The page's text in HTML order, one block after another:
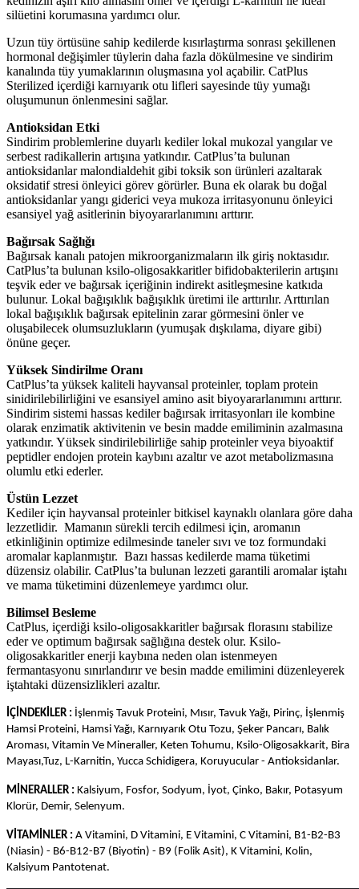
silüetini korumasına yardımcı olur.
Uzun tüy örtüsüne sahip kedilerde kısırlaştırma sonrası şekillenen
hormonal değişimler tüylerin daha fazla dökülmesine ve sindirim
kanalında tüy yumaklarının oluşmasına yol açabilir. CatPlus
Sterilized içerdiği karnıyarık otu lifleri sayesinde tüy yumağı
oluşumunun önlenmesini sağlar.
Antioksidan Etki
Sindirim problemlerine duyarlı kediler lokal mukozal yangılar ve
serbest radikallerin artışına yatkındır. CatPlus’ta bulunan
antioksidanlar malondialdehit gibi toksik son ürünleri azaltarak
oksidatif stresi önleyici görev görürler. Buna ek olarak bu doğal
antioksidanlar yangı giderici veya mukoza irritasyonunu önleyici
esansiyel yağ asitlerinin biyoyararlanımını arttırır.
Bağırsak Sağlığı
Bağırsak kanalı patojen mikroorganizmaların ilk giriş noktasıdır.
CatPlus’ta bulunan ksilo-oligosakkaritler bifidobakterilerin artışını
teşvik eder ve bağırsak içeriğinin indirekt asitleşmesine katkıda
bulunur. Lokal bağışıklık bağışıklık üretimi ile arttırılır. Arttırılan
lokal bağışıklık bağırsak epitelinin zarar görmesini önler ve
oluşabilecek olumsuzlukların (yumuşak dışkılama, diyare gibi)
önüne geçer.
Yüksek Sindirilme Oranı
CatPlus’ta yüksek kaliteli hayvansal proteinler, toplam protein
sinidirilebilirliğini ve esansiyel amino asit biyoyararlanımını arttırır.
Sindirim sistemi hassas kediler bağırsak irritasyonları ile kombine
olarak enzimatik aktivitenin ve besin madde emiliminin azalmasına
yatkındır. Yüksek sindirilebilirliğe sahip proteinler veya biyoaktif
peptidler endojen protein kaybını azaltır ve azot metabolizmasına
olumlu etki ederler.
Üstün Lezzet
Kediler için hayvansal proteinler bitkisel kaynaklı olanlara göre daha
lezzetlidir. Mamanın sürekli tercih edilmesi için, aromanın
etkinliğinin optimize edilmesinde taneler sıvı ve toz formundaki
aromalar kaplanmıştır. Bazı hassas kedilerde mama tüketimi
düzensiz olabilir. CatPlus’ta bulunan lezzeti garantili aromalar iştahı
ve mama tüketimini düzenlemeye yardımcı olur.
Bilimsel Besleme
CatPlus, içerdiği ksilo-oligosakkaritler bağırsak florasını stabilize
eder ve optimum bağırsak sağlığına destek olur. Ksilo-
oligosakkaritler enerji kaybına neden olan istenmeyen
fermantasyonu sınırlandırır ve besin madde emilimini düzenleyerek
iştahtaki düzensizlikleri azaltır.
İÇİNDEKİLER : İşlenmiş Tavuk Proteini, Mısır, Tavuk Yağı, Pirinç, İşlenmiş
Hamsi Proteini, Hamsi Yağı, Karnıyarık Otu Tozu, Şeker Pancarı, Balık
Aroması, Vitamin Ve Mineraller, Keten Tohumu, Ksilo-Oligosakkarit, Bira
Mayası,Tuz, L-Karnitin, Yucca Schidigera, Koruyucular - Antioksidanlar.
MİNERALLER : Kalsiyum, Fosfor, Sodyum, İyot, Çinko, Bakır, Potasyum
Klorür, Demir, Selenyum.
VİTAMİNLER : A Vitamini, D Vitamini, E Vitamini, C Vitamini, B1-B2-B3
(Niasin) - B6-B12-B7 (Biyotin) - B9 (Folik Asit), K Vitamini, Kolin,
Kalsiyum Pantotenat.